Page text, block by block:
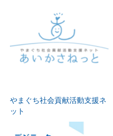
やまぐち社会貢献活動支援ネ
ット